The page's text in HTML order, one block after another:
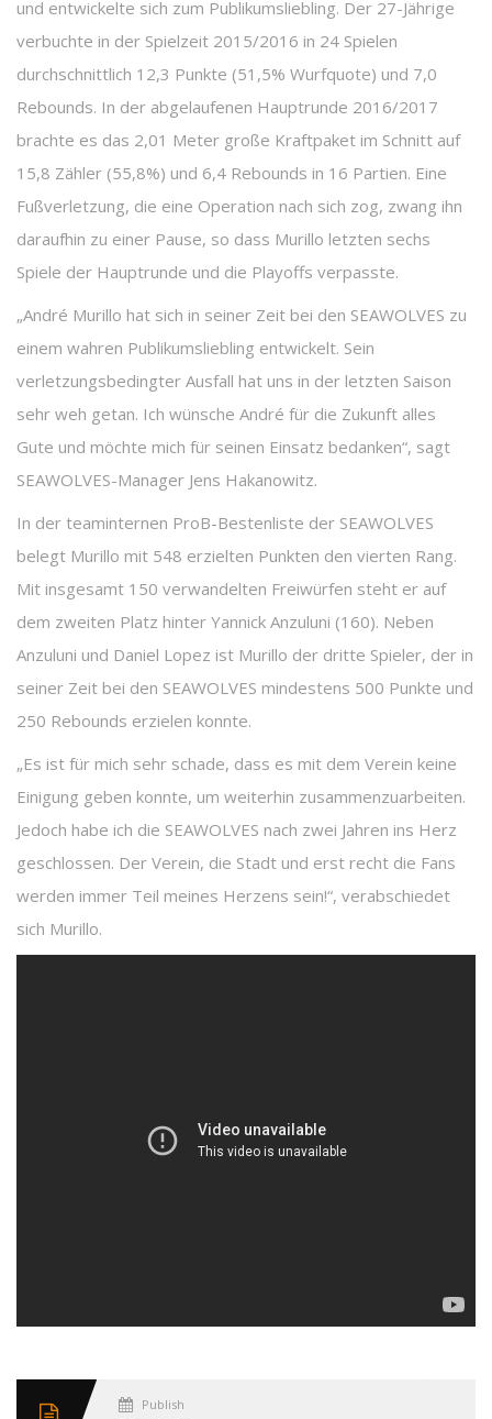
und entwickelte sich zum Publikumsliebling. Der 27-Jährige
verbuchte in der Spielzeit 2015/2016 in 24 Spielen
durchschnittlich 12,3 Punkte (51,5% Wurfquote) und 7,0
Rebounds. In der abgelaufenen Hauptrunde 2016/2017
brachte es das 2,01 Meter große Kraftpaket im Schnitt auf
15,8 Zähler (55,8%) und 6,4 Rebounds in 16 Partien. Eine
Fußverletzung, die eine Operation nach sich zog, zwang ihn
daraufhin zu einer Pause, so dass Murillo letzten sechs
Spiele der Hauptrunde und die Playoffs verpasste.
„André Murillo hat sich in seiner Zeit bei den SEAWOLVES zu
einem wahren Publikumsliebling entwickelt. Sein
verletzungsbedingter Ausfall hat uns in der letzten Saison
sehr weh getan. Ich wünsche André für die Zukunft alles
Gute und möchte mich für seinen Einsatz bedanken“, sagt
SEAWOLVES-Manager Jens Hakanowitz.
In der teaminternen ProB-Bestenliste der SEAWOLVES
belegt Murillo mit 548 erzielten Punkten den vierten Rang.
Mit insgesamt 150 verwandelten Freiwürfen steht er auf
dem zweiten Platz hinter Yannick Anzuluni (160). Neben
Anzuluni und Daniel Lopez ist Murillo der dritte Spieler, der in
seiner Zeit bei den SEAWOLVES mindestens 500 Punkte und
250 Rebounds erzielen konnte.
„Es ist für mich sehr schade, dass es mit dem Verein keine
Einigung geben konnte, um weiterhin zusammenzuarbeiten.
Jedoch habe ich die SEAWOLVES nach zwei Jahren ins Herz
geschlossen. Der Verein, die Stadt und erst recht die Fans
werden immer Teil meines Herzens sein!“, verabschiedet
sich Murillo.
Published